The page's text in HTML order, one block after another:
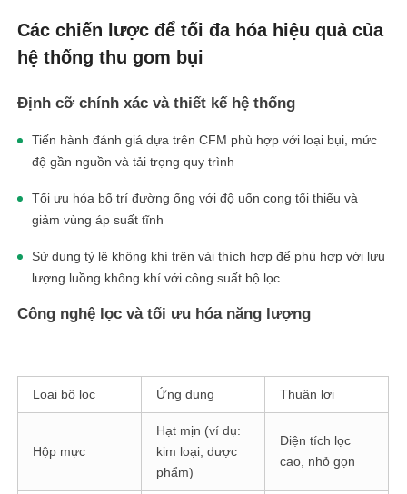
Các chiến lược để tối đa hóa hiệu quả của
hệ thống thu gom bụi
Định cỡ chính xác và thiết kế hệ thống
Tiến hành đánh giá dựa trên CFM phù hợp với loại bụi, mức
độ gần nguồn và tải trọng quy trình
Tối ưu hóa bố trí đường ống với độ uốn cong tối thiểu và
giảm vùng áp suất tĩnh
Sử dụng tỷ lệ không khí trên vải thích hợp để phù hợp với lưu
lượng luồng không khí với công suất bộ lọc
Công nghệ lọc và tối ưu hóa năng lượng
Loại bộ lọc Ứng dụng Thuận lợi
Hộp mực
Hạt mịn (ví dụ:
kim loại, dược
phẩm)
Diện tích lọc
cao, nhỏ gọn